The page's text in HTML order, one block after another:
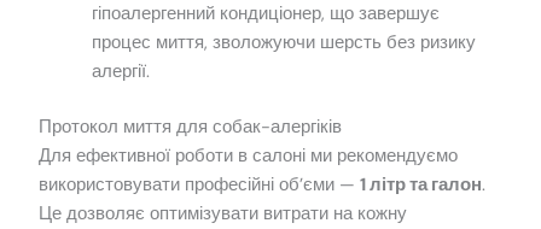
гіпоалергенний кондиціонер, що завершує
процес миття, зволожуючи шерсть без ризику
алергії.
Протокол миття для собак-алергіків
Для ефективної роботи в салоні ми рекомендуємо
використовувати професійні об’єми —1 літр та галон.
Це дозволяє оптимізувати витрати на кожну